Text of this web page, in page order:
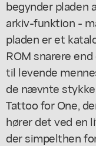
begynder pladen
arkiv-funktion -
pladen er et
ROM snarere
til levende
de nævnte
Tattoo for One,
hører det ved en
der simpelthen